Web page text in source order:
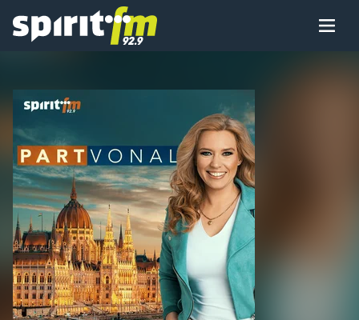
Arcaink
Műsor